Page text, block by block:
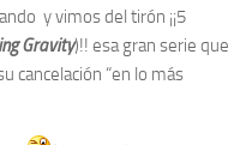
y vimos del tirón ¡¡5
Gravity)!! esa gran serie que
cancelación “en lo más